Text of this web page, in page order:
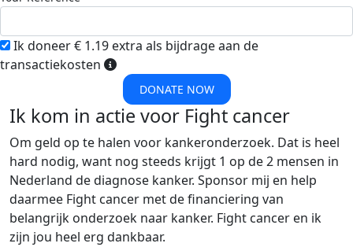
Ik doneer € 1.19 extra als bijdrage aan de
transactiekosten
DONATE NOW
Ik kom in actie voor Fight cancer
Om geld op te halen voor kankeronderzoek. Dat is heel
hard nodig, want nog steeds krijgt 1 op de 2 mensen in
Nederland de diagnose kanker. Sponsor mij en help
daarmee Fight cancer met de financiering van
belangrijk onderzoek naar kanker. Fight cancer en ik
zijn jou heel erg dankbaar.